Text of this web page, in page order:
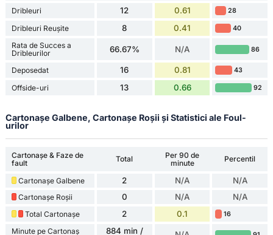
Dribleuri 12 0.61 28
Dribleuri Reușite 8 0.41 40
Rata de Succes a
Dribleurilor
66.67% N/A 86
Deposedat 16 0.81 43
Offside-uri 13 0.66 92
Cartonașe Galbene, Cartonașe Roșii și Statistici ale Foul-
urilor
Cartonașe & Faze de
fault
Total
Per 90 de
minute
Percentil
Cartonașe Galbene 2 N/A N/A
Cartonașe Roșii 0 N/A N/A
Total Cartonașe 2 0.1 16
Minute pe Cartonaș
884 min /